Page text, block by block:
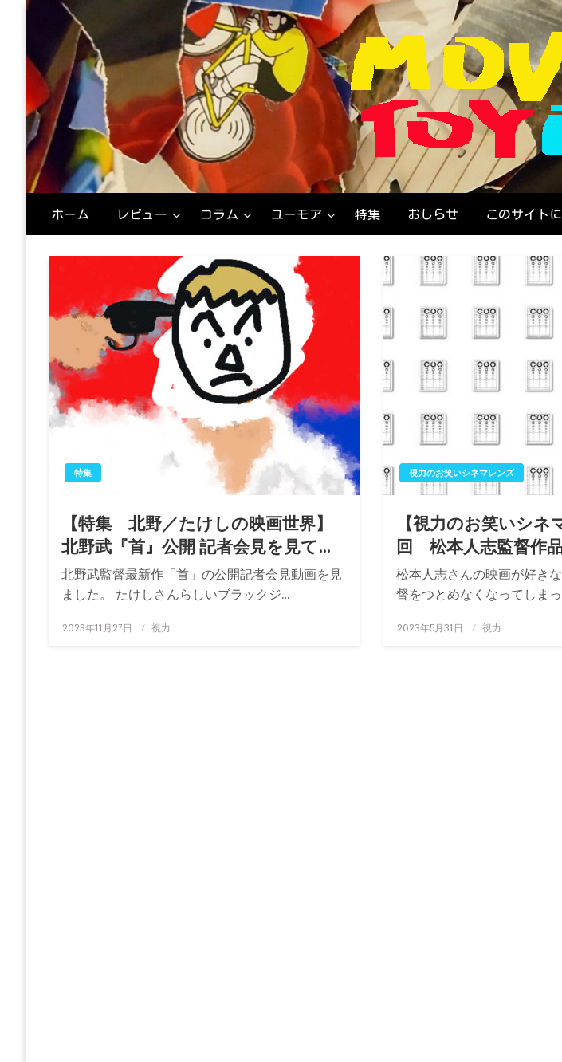
MOVIE TOYBOX
映画で遊ぶ人のためのウェブZINE
ホーム レビュー コラム ユーモア 特集 おしらせ このサイト
特集
【特集 北野／たけしの映画世界】
北野武『首』公開 記者会見を見て…
北野武監督最新作「首」の公開記者会見動画を見
ました。 たけしさんらしいブラックジ…
投
2023年11月27日 視力
視力のお笑いシネマレンズ
【視力のお笑いシネ
回 松本人志監督作
松本人志さんの映画が好き
督をつとめなくなってしま
投
2023年5月31日 視力